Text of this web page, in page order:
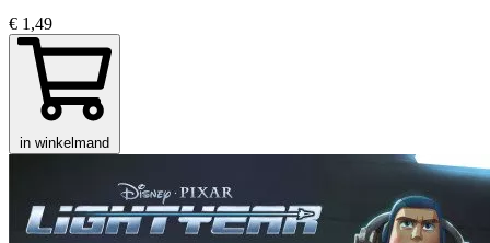
€ 1,49
in winkelmand